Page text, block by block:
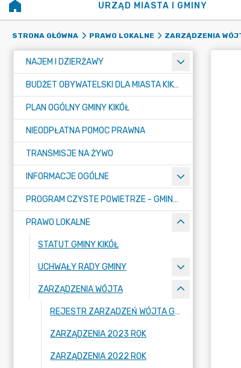
URZĄD MIASTA I GMINY
STRONA GŁÓWNA PRAWO LOKALNE ZARZĄDZENIA
NAJEM I DZIERŻAWY
BUDŻET OBYWATELSKI DLA MIASTA KIKÓŁ
PLAN OGÓLNY GMINY KIKÓŁ
NIEODPŁATNA POMOC PRAWNA
TRANSMISJE NA ŻYWO
INFORMACJE OGÓLNE
PROGRAM CZYSTE POWIETRZE - GMINA KIKÓŁ
PRAWO LOKALNE
STATUT GMINY KIKÓŁ
UCHWAŁY RADY GMINY
ZARZĄDZENIA WÓJTA
REJESTR ZARZĄDZEŃ WÓJTA GMINY
ZARZĄDZENIA 2023 ROK
ZARZĄDZENIA 2022 ROK